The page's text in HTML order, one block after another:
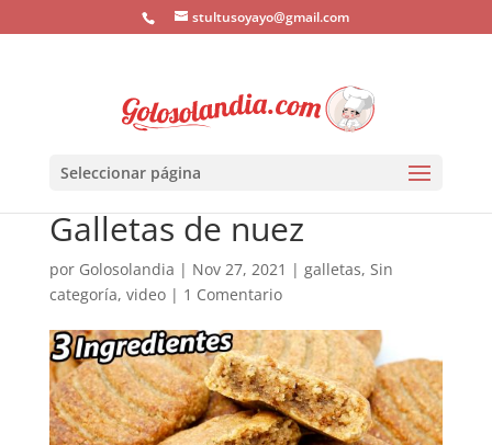
stultusoyayo@gmail.com
Seleccionar página
Galletas de nuez
por Golosolandia | Nov 27, 2021 | galletas, Sin
categoría, video| 1 Comentario